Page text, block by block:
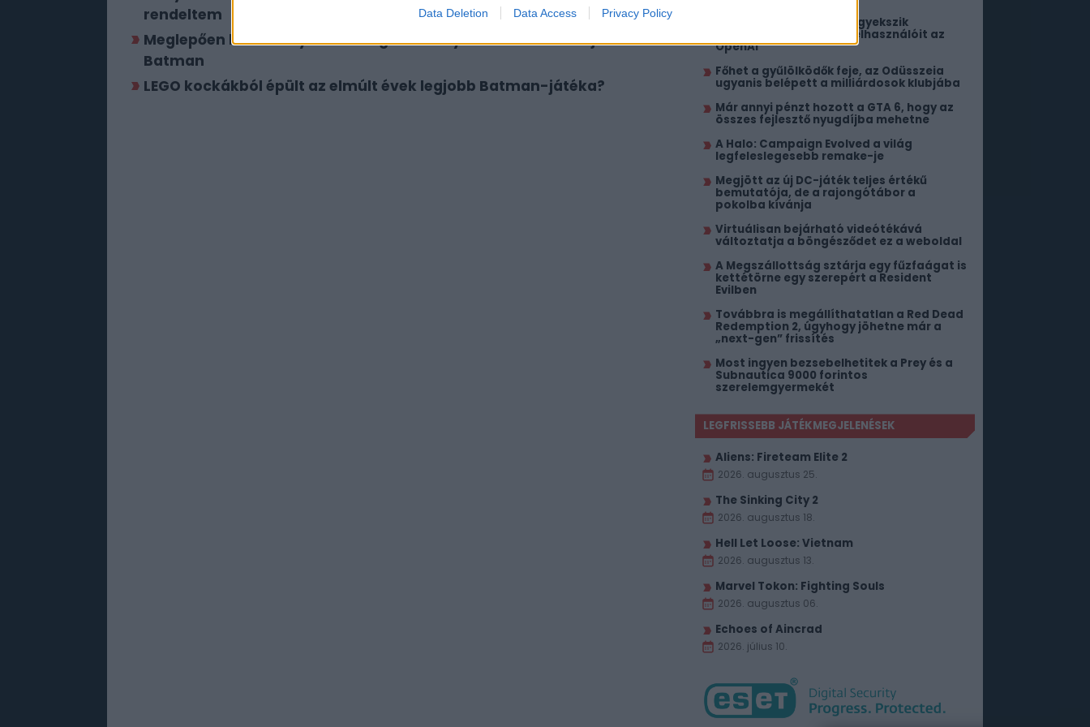
Data Deletion Data Access Privacy Policy
rendeltem
Meglepően kevés helyet kér magának PlayStation 5-ön az új LEGO
Batman
LEGO kockákból épült az elmúlt évek legjobb Batman-játéka?
Korlátlan ChatGPT-vel igyekszik
lekenyerezni ingyenes felhasználóit az
OpenAI
Főhet a gyűlölködők feje, az Odüsszeia
ugyanis belépett a milliárdosok klubjába
Már annyi pénzt hozott a GTA 6, hogy az
összes fejlesztő nyugdíjba mehetne
A Halo: Campaign Evolved a világ
legfeleslegesebb remake-je
Megjött az új DC-játék teljes értékű
bemutatója, de a rajongótábor a
pokolba kívánja
Virtuálisan bejárható videótékává
változtatja a böngésződet ez a weboldal
A Megszállottság sztárja egy fűzfaágat is
kettétörne egy szerepért a Resident
Evilben
Továbbra is megállíthatatlan a Red Dead
Redemption 2, úgyhogy jöhetne már a
„next-gen” frissítés
Most ingyen bezsebelhetitek a Prey és a
Subnautica 9000 forintos
szerelemgyermekét
LEGFRISSEBB JÁTÉKMEGJELENÉSEK
Aliens: Fireteam Elite 2
2026. augusztus 25.
The Sinking City 2
2026. augusztus 18.
Hell Let Loose: Vietnam
2026. augusztus 13.
Marvel Tokon: Fighting Souls
2026. augusztus 06.
Echoes of Aincrad
2026. július 10.